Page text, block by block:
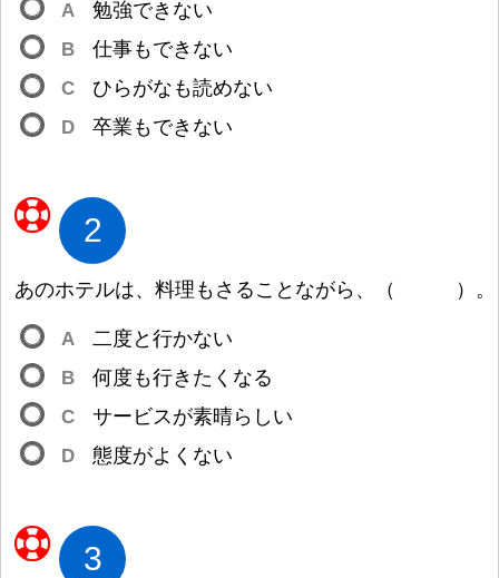
A 勉強できない
B
仕事もできない
C
ひらがなも読めない
D
卒業 もできない
2
あのホテルは、 料理 もさることながら、 （ ） 。
A 二度 と 行かない
B
何度 も行きたくなる
C
サービスが素晴らしい
D
態度がよくない
3